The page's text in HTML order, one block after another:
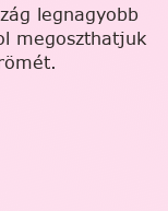
legnagyobb
megoszthatjuk